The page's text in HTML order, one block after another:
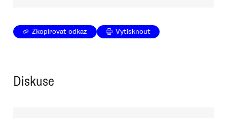
Zkopírovat odkaz Vytisknout
Diskuse